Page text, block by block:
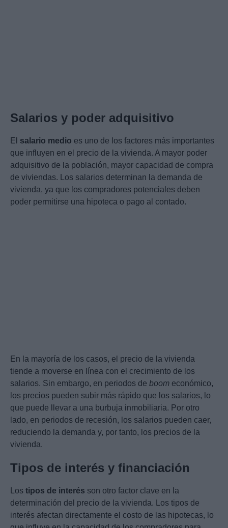
Salarios y poder adquisitivo
El salario medio es uno de los factores más importantes
que influyen en el precio de la vivienda. A mayor poder
adquisitivo de la población, mayor capacidad de compra
de viviendas. Los salarios determinan la demanda de
vivienda, ya que los compradores potenciales deben
poder permitirse una hipoteca o pago al contado.
En la mayoría de los casos, el precio de la vivienda
tiende a moverse en línea con el crecimiento de los
salarios. Sin embargo, en periodos de boom económico,
los precios pueden subir más rápido que los salarios, lo
que puede llevar a una burbuja inmobiliaria. Por otro
lado, en periodos de recesión, los salarios pueden caer,
reduciendo la demanda y, por tanto, los precios de la
vivienda.
Tipos de interés y financiación
Los tipos de interés son otro factor clave en la
determinación del precio de la vivienda. Los tipos de
interés afectan directamente el costo de las hipotecas, lo